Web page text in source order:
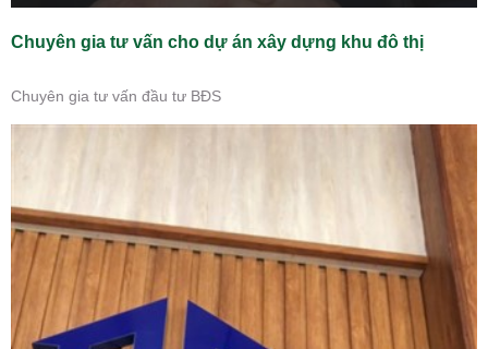
Chuyên gia tư vấn cho dự án xây dựng khu đô thị
Chuyên gia tư vấn đầu tư BĐS